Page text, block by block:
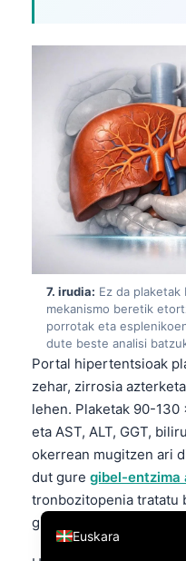
7. irudia: Ez da plaketak
mekanismo beretik
porrotak eta
dute beste analisi
Portal hipertentsioak
zehar, zirrosia
lehen. Plaketak 90-130
eta AST, ALT, GGT,
okerrean mugitzen ari
dut gure gibel-entzima
tronbozitopenia tratatu
gisa.
Euskara
English
Deutsch
Français
עִבְרִית
Italiano
Español
Português
Türkçe
Română
简体中文
فارسی
Български
Dansk